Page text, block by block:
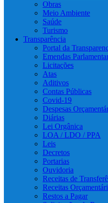
Obras
Meio Ambiente
Saúde
Turismo
Transparência
Portal da
Emendas
Licitações
Atas
Aditivos
Contas Públicas
Covid-19
Despesas
Diárias
Lei Orgânica
LOA / LDO / PPA
Leis
Decretos
Portarias
Ouvidoria
Receitas de
Receitas
Restos a Pagar